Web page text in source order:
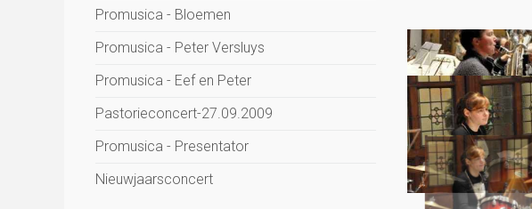
Promusica - Bloemen
Promusica - Peter Versluys
Promusica - Eef en Peter
Pastorieconcert-27.09.2009
Promusica - Presentator
Nieuwjaarsconcert